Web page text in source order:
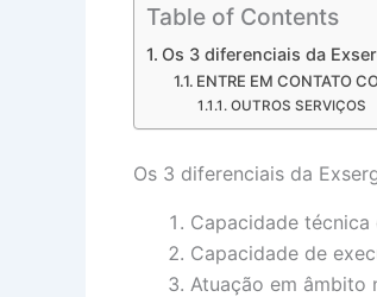
Table of Contents
Os 3 diferenciais da
ENTRE EM CONTATO
OUTROS SERVIÇOS
Os 3 diferenciais da
Capacidade
Capacidade de
Atuação em âmbito